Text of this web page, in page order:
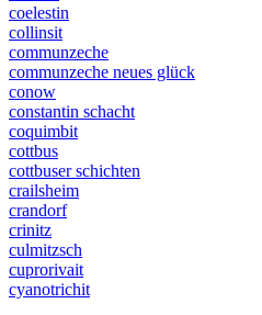
coelestin
collinsit
communzeche
communzeche neues glück
conow
constantin schacht
coquimbit
cottbus
cottbuser schichten
crailsheim
crandorf
crinitz
culmitzsch
cuprorivait
cyanotrichit